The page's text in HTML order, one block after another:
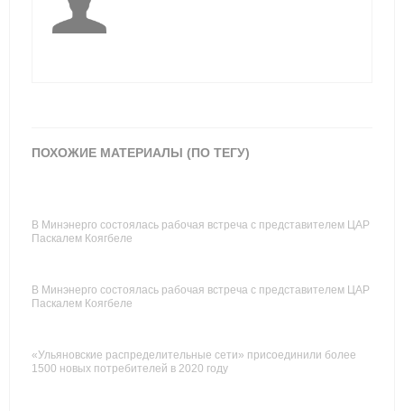
ПОХОЖИЕ МАТЕРИАЛЫ (ПО ТЕГУ)
В Минэнерго состоялась рабочая встреча с представителем ЦАР
Паскалем Коягбеле
В Минэнерго состоялась рабочая встреча с представителем ЦАР
Паскалем Коягбеле
«Ульяновские распределительные сети» присоединили более
1500 новых потребителей в 2020 году